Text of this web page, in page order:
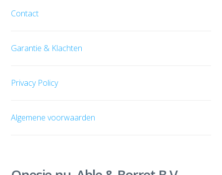
Contact
Garantie & Klachten
Privacy Policy
Algemene voorwaarden